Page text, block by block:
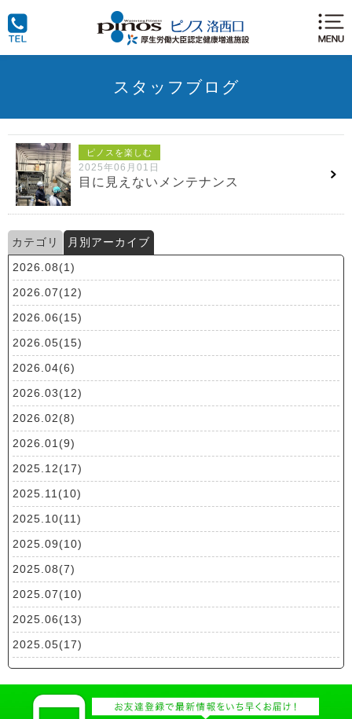
スタッフブログ
ピノスを楽しむ
2025年06月01日
目に見えないメンテナンス
カテゴリ
月別アーカイブ
2026.08(1)
2026.07(12)
2026.06(15)
2026.05(15)
2026.04(6)
2026.03(12)
2026.02(8)
2026.01(9)
2025.12(17)
2025.11(10)
2025.10(11)
2025.09(10)
2025.08(7)
2025.07(10)
2025.06(13)
2025.05(17)
2025.04(19)
2025.03(10)